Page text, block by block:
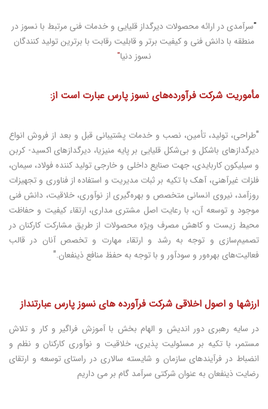
"سرآمدي در ارائه محصولات دیرگداز قلیایی و خدمات فني مرتبط با نسوز در
منطقه با دانش فني و كيفيت برتر و قابلیت رقابت با برترین تولید کنندگان
نسوز دنیا"
مأموريت شركت فرآورده‌هاي نسوز پارس عبارت است از:
"طراحي، توليد، تأمين، نصب و خدمات پشتيباني قبل و بعد از فروش انواع
ديرگدازهاي باشكل و بي‌شكل قليايي بر پایه منیزیا، دیرگدازهای اکسید- کربن
و سيليكون كاربايدي، جهت صنايع داخلي و خارجي توليد كننده فولاد، سيمان،
فلزات غيرآهني، آهك با تكيه بر ثبات مديريت و استفاده از فناوری و تجهيزات
روزآمد، نيروي انساني متخصص و بهره‌گيري از نوآوري، خلاقيت، دانش فني
موجود و توسعه آن، با رعايت اصل مشتري مداري، ارتقاء کیفیت و حفاظت
محيط زيست و کاهش مصرف ویژه محصولات از طريق مشاركت كاركنان در
تصميم‌سازي و توجه به رشد و ارتقاء مهارت و تخصص آنان در قالب
فعاليت‌هاي بهره‌ور و سودآور و با توجه به حفظ منافع ذينفعان."
ارزشها و اصول اخلاقي شركت فرآورده هاي نسوز پارس عبارتنداز
در سایه رهبری دور اندیش و الهام بخش با آموزش فراگیر و کار و تلاش
مستمر، با تکیه بر مسئولیت پذیری، خلاقیت و نوآوری کارکنان و نظم و
انضباط در فرآیندهای سازمان و شایسته سالاری در راستای توسعه و ارتقای
رضایت ذینفعان به عنوان شرکتی سرآمد گام بر می داریم